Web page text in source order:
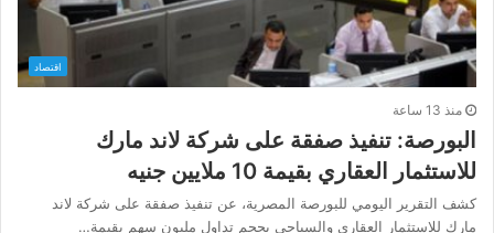
اقتصاد
منذ 13 ساعة
البورصة: تنفيذ صفقة على شركة لاند مارك
للاستثمار العقاري بقيمة 10 ملايين جنيه
كشف التقرير اليومي للبورصة المصرية، عن تنفيذ صفقة على شركة لاند
مارك للاستثمار العقاري والسياحي بحجم تداول مليون سهم بقيمة…